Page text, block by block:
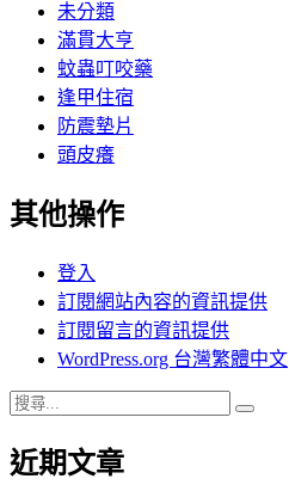
未分類
滿貫大亨
蚊蟲叮咬藥
逢甲住宿
防震墊片
頭皮癢
其他操作
登入
訂閱網站內容的資訊提供
訂閱留言的資訊提供
WordPress.org 台灣繁體中文
搜
關
近期文章